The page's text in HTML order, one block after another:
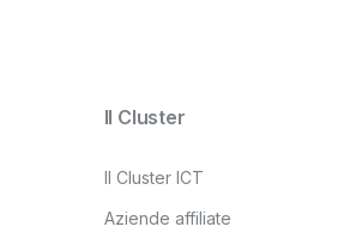
Il Cluster
Il Cluster ICT
Aziende affiliate